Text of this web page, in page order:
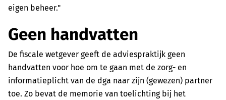
eigen beheer."
Geen handvatten
De fiscale wetgever geeft de adviespraktijk geen
handvatten voor hoe om te gaan met de zorg- en
informatieplicht van de dga naar zijn (gewezen) partner
toe. Zo bevat de memorie van toelichting bij het